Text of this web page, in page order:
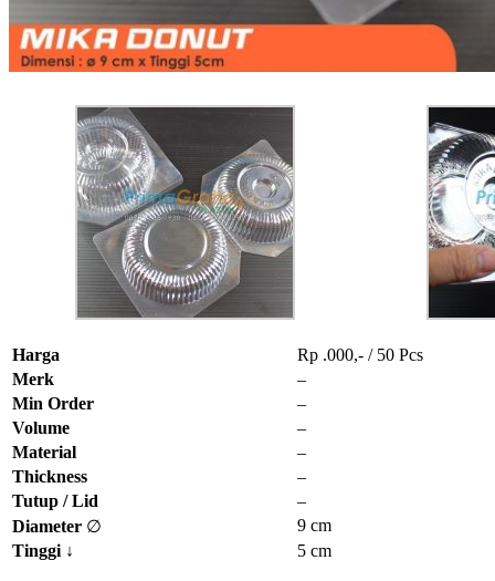
Harga
Rp .000,- / 50 Pcs
Merk
–
Min Order
–
Volume
–
Material
–
Thickness
–
Tutup / Lid
–
Diameter ∅
9 cm
Tinggi ↓ 5 cm